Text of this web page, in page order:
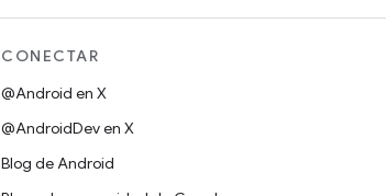
CONECTAR
@Android en X
@AndroidDev en X
Blog de Android